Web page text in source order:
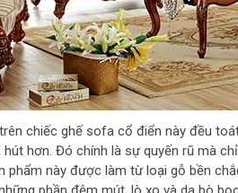
chiếc ghế sofa cổ điển này đều
hơn. Đó chính là sự quyến rũ mà
phẩm này được làm từ loại gỗ bền